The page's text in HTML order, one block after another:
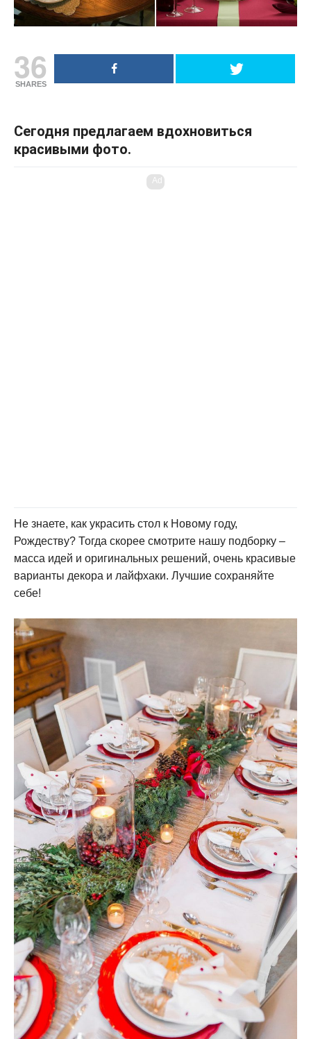
36
SHARES
Сегодня предлагаем вдохновиться
красивыми фото.
Ad
Не знаете, как украсить стол к Новому году,
Рождеству? Тогда скорее смотрите нашу подборку –
масса идей и оригинальных решений, очень красивые
варианты декора и лайфхаки. Лучшие сохраняйте
себе!